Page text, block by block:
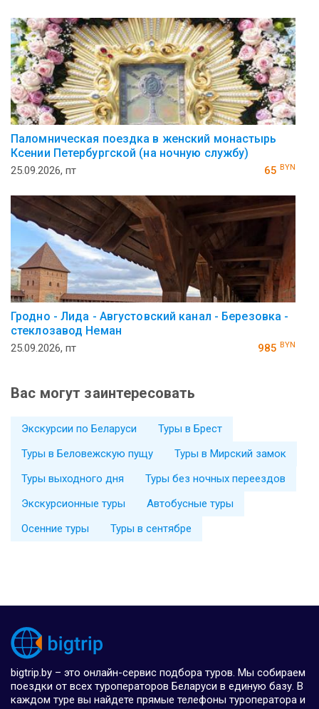
Паломническая поездка в женский монастырь
Ксении Петербургской (на ночную службу)
25.09.2026, пт 65 BYN
Гродно - Лида - Августовский канал - Березовка -
стеклозавод Неман
25.09.2026, пт 985 BYN
Вас могут заинтересовать
Экскурсии по Беларуси
Туры в Брест
Туры в Беловежскую пущу
Туры в Мирский замок
Туры выходного дня
Туры без ночных переездов
Экскурсионные туры
Автобусные туры
Осенние туры
Туры в сентябре
bigtrip.by – это онлайн-сервис подбора туров. Мы собираем
поездки от всех туроператоров Беларуси в единую базу. В
каждом туре вы найдете прямые телефоны туроператора и